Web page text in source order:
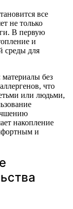
все
не только
В первую
и
среды для
без
что
или людьми,
накопление
и